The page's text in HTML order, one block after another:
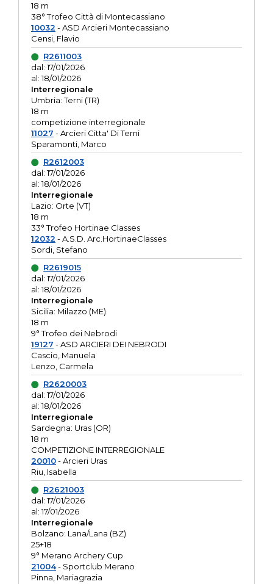
18 m
38° Trofeo Città di Montecassiano
10032 - ASD Arcieri Montecassiano
Censi, Flavio
R2611003
dal: 17/01/2026
al: 18/01/2026
Interregionale
Umbria: Terni (TR)
18 m
competizione interregionale
11027 - Arcieri Citta' Di Terni
Sparamonti, Marco
R2612003
dal: 17/01/2026
al: 18/01/2026
Interregionale
Lazio: Orte (VT)
18 m
33° Trofeo Hortinae Classes
12032 - A.S.D. Arc.HortinaeClasses
Sordi, Stefano
R2619015
dal: 17/01/2026
al: 18/01/2026
Interregionale
Sicilia: Milazzo (ME)
18 m
9° Trofeo dei Nebrodi
19127 - ASD ARCIERI DEI NEBRODI
Cascio, Manuela
Lenzo, Carmela
R2620003
dal: 17/01/2026
al: 18/01/2026
Interregionale
Sardegna: Uras (OR)
18 m
COMPETIZIONE INTERREGIONALE
20010- Arcieri Uras
Riu, Isabella
R2621003
dal: 17/01/2026
al: 17/01/2026
Interregionale
Bolzano: Lana/Lana (BZ)
25+18
9° Merano Archery Cup
21004- Sportclub Merano
Pinna, Mariagrazia